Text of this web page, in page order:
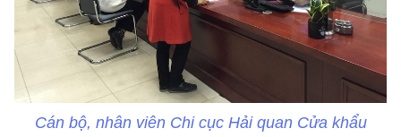
Cán bộ, nhân viên Chi cục Hải quan Cửa khẩu